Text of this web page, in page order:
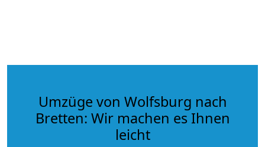
Umzüge von Wolfsburg nach
Bretten: Wir machen es Ihnen
leicht